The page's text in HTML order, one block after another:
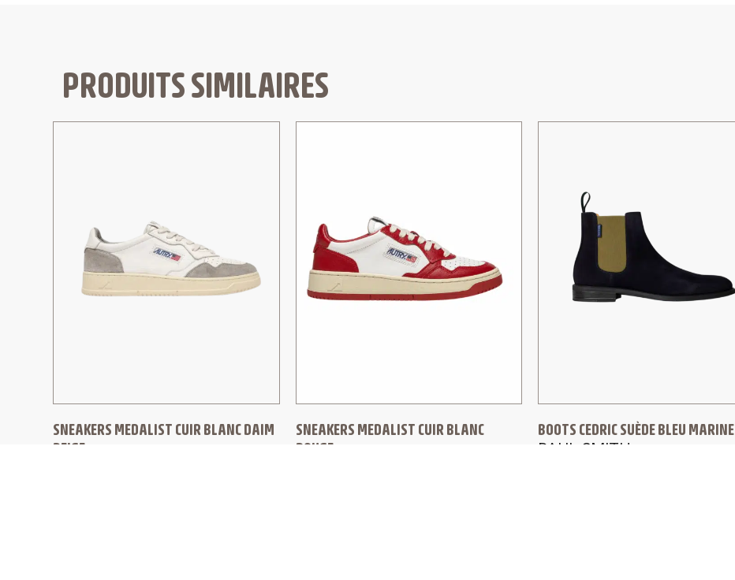
PRODUITS SIMILAIRES
SNEAKERS MEDALIST CUIR BLANC DAIM
BEIGE
SNEAKERS MEDALIST CUIR BLANC
ROUGE
BOOTS CEDRIC SUÈDE BLEU MARINE